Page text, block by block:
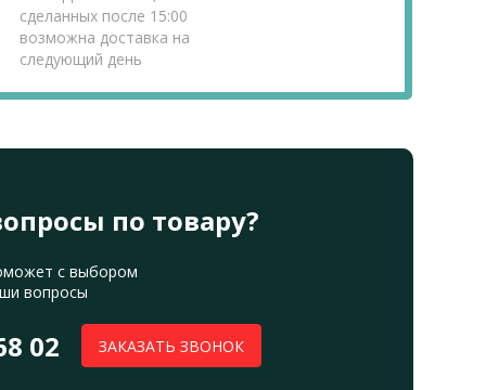
сделанных после 15:00
возможна доставка на
следующий день
по товару?
с выбором
вопросы
02 ЗАКАЗАТЬ ЗВОНОК